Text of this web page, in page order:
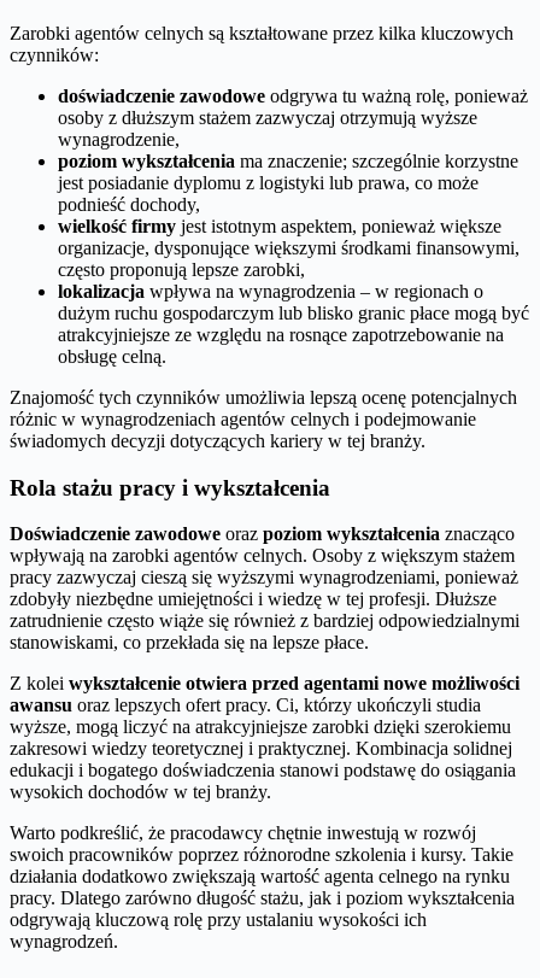
Zarobki agentów celnych są kształtowane przez kilka kluczowych
czynników:
doświadczenie zawodowe odgrywa tu ważną rolę, ponieważ
osoby z dłuższym stażem zazwyczaj otrzymują wyższe
wynagrodzenie,
poziom wykształcenia ma znaczenie; szczególnie korzystne
jest posiadanie dyplomu z logistyki lub prawa, co może
podnieść dochody,
wielkość firmy jest istotnym aspektem, ponieważ większe
organizacje, dysponujące większymi środkami finansowymi,
często proponują lepsze zarobki,
lokalizacja wpływa na wynagrodzenia – w regionach o
dużym ruchu gospodarczym lub blisko granic płace mogą być
atrakcyjniejsze ze względu na rosnące zapotrzebowanie na
obsługę celną.
Znajomość tych czynników umożliwia lepszą ocenę potencjalnych
różnic w wynagrodzeniach agentów celnych i podejmowanie
świadomych decyzji dotyczących kariery w tej branży.
Rola stażu pracy i wykształcenia
Doświadczenie zawodowe oraz poziom wykształcenia znacząco
wpływają na zarobki agentów celnych. Osoby z większym stażem
pracy zazwyczaj cieszą się wyższymi wynagrodzeniami, ponieważ
zdobyły niezbędne umiejętności i wiedzę w tej profesji. Dłuższe
zatrudnienie często wiąże się również z bardziej odpowiedzialnymi
stanowiskami, co przekłada się na lepsze płace.
Z kolei wykształcenie otwiera przed agentami nowe możliwości
awansu oraz lepszych ofert pracy. Ci, którzy ukończyli studia
wyższe, mogą liczyć na atrakcyjniejsze zarobki dzięki szerokiemu
zakresowi wiedzy teoretycznej i praktycznej. Kombinacja solidnej
edukacji i bogatego doświadczenia stanowi podstawę do osiągania
wysokich dochodów w tej branży.
Warto podkreślić, że pracodawcy chętnie inwestują w rozwój
swoich pracowników poprzez różnorodne szkolenia i kursy. Takie
działania dodatkowo zwiększają wartość agenta celnego na rynku
pracy. Dlatego zarówno długość stażu, jak i poziom wykształcenia
odgrywają kluczową rolę przy ustalaniu wysokości ich
wynagrodzeń.